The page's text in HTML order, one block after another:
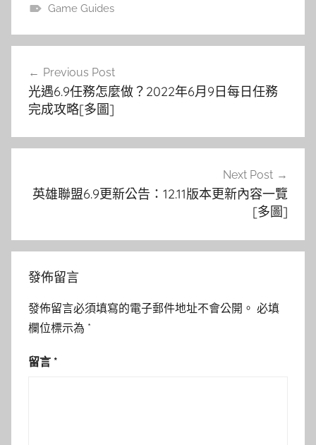
Game Guides
覽
Previous Post
光遇6.9任務怎麼做？2022年6月9日每日任務
完成攻略[多圖]
Next Post
英雄聯盟6.9更新公告：12.11版本更新內容一覽
[多圖]
發佈留言
發佈留言必須填寫的電子郵件地址不會公開。 必填
欄位標示為 *
留言 *